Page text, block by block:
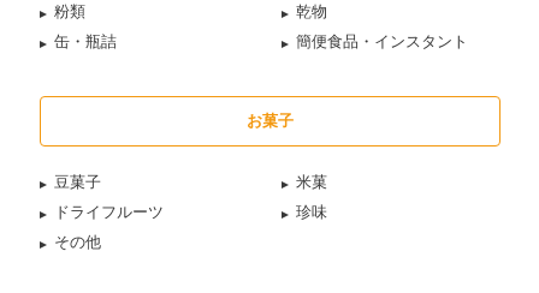
粉類
乾物
缶・瓶詰
簡便食品・インスタント
お菓子
豆菓子
米菓
ドライフルーツ
珍味
その他